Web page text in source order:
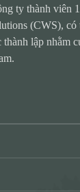
ty thành viên
(CWS),
lập nhằm